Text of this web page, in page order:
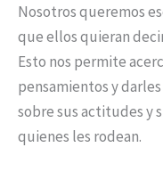
Nosotros queremos
que ellos quieran
Esto nos permite
pensamientos y
sobre sus actitudes y
quienes les rodean.